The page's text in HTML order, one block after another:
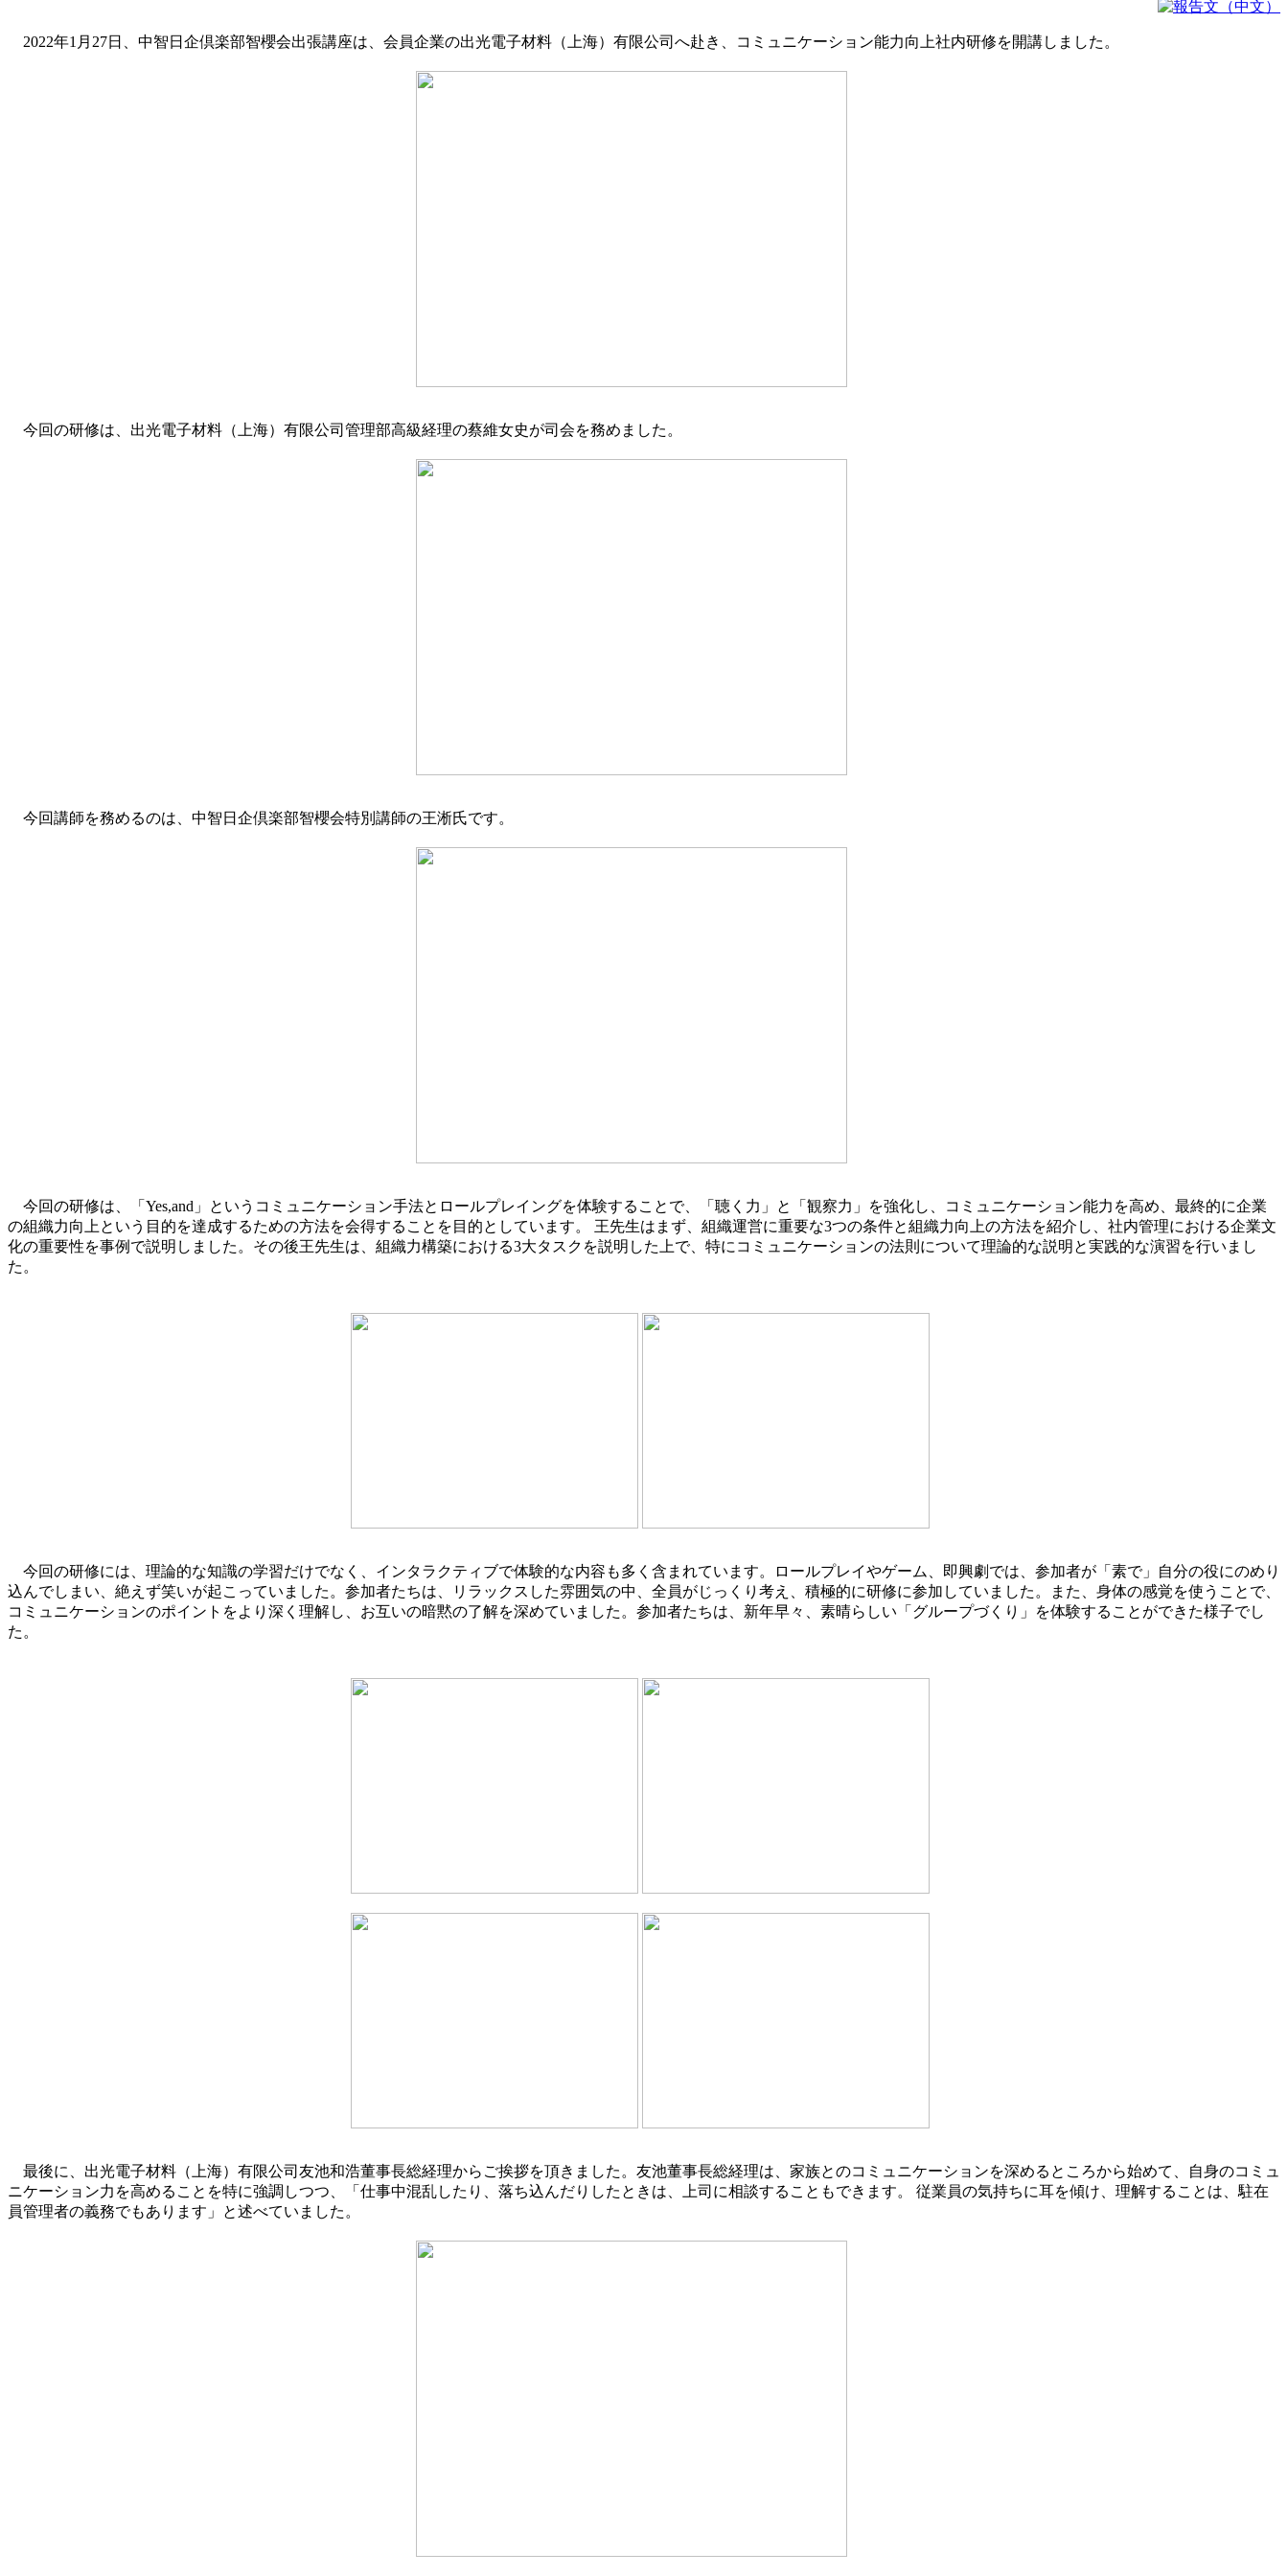
2022年1月27日、中智日企倶楽部智櫻会出張講座は、会員企業の出光電子材料（上海）有限公司へ赴き、コミュニケーション能力向上社内研修を開講しました。
今回の研修は、出光電子材料（上海）有限公司管理部高級経理の蔡維女史が司会を務めました。
今回講師を務めるのは、中智日企倶楽部智櫻会特別講師の王淅氏です。
今回の研修は、「Yes,and」というコミュニケーション手法とロールプレイングを体験することで、「聴く力」と「観察力」を強化し、コミュニケーション能力を高め、最終的に企業
の組織力向上という目的を達成するための方法を会得することを目的としています。 王先生はまず、組織運営に重要な3つの条件と組織力向上の方法を紹介し、社内管理における企業文
化の重要性を事例で説明しました。その後王先生は、組織力構築における3大タスクを説明した上で、特にコミュニケーションの法則について理論的な説明と実践的な演習を行いまし
た。
今回の研修には、理論的な知識の学習だけでなく、インタラクティブで体験的な内容も多く含まれています。ロールプレイやゲーム、即興劇では、参加者が「素で」自分の役にのめり
込んでしまい、絶えず笑いが起こっていました。参加者たちは、リラックスした雰囲気の中、全員がじっくり考え、積極的に研修に参加していました。また、身体の感覚を使うことで、
コミュニケーションのポイントをより深く理解し、お互いの暗黙の了解を深めていました。参加者たちは、新年早々、素晴らしい「グループづくり」を体験することができた様子でし
た。
最後に、出光電子材料（上海）有限公司友池和浩董事長総経理からご挨拶を頂きました。友池董事長総経理は、家族とのコミュニケーションを深めるところから始めて、自身のコミュ
ニケーション力を高めることを特に強調しつつ、「仕事中混乱したり、落ち込んだりしたときは、上司に相談することもできます。 従業員の気持ちに耳を傾け、理解することは、駐在
員管理者の義務でもあります」と述べていました。